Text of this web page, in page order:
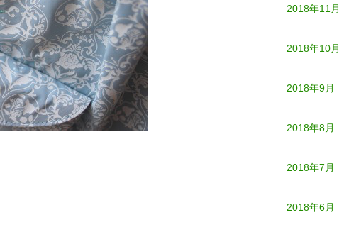
2018年11月
2018年10月
2018年9月
2018年8月
2018年7月
2018年6月